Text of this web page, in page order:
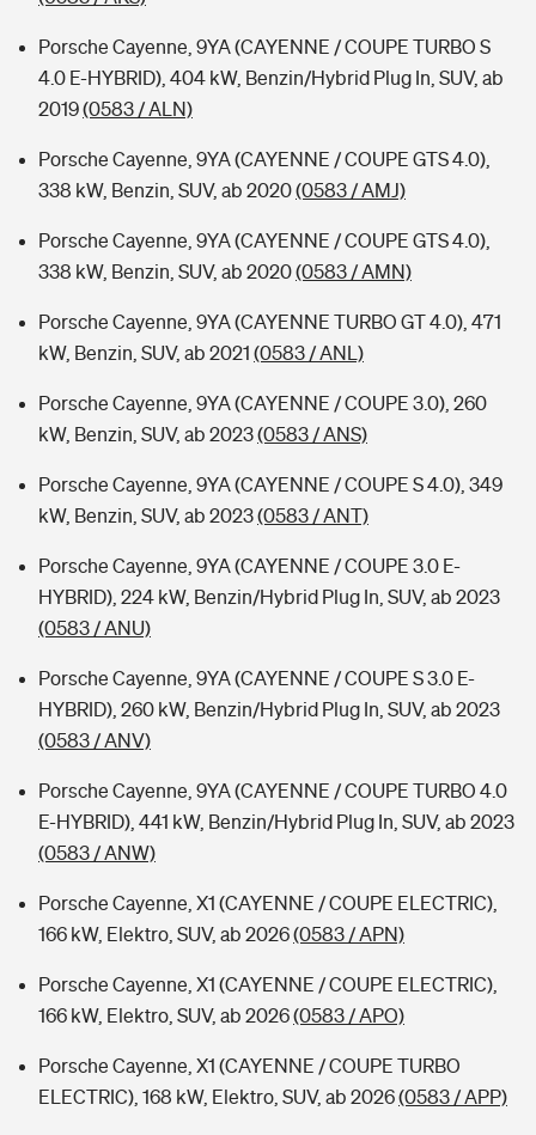
Porsche Cayenne, 9YA (CAYENNE / COUPE TURBO S
4.0 E-HYBRID), 404 kW, Benzin/Hybrid Plug In, SUV, ab
2019(0583 / ALN)
Porsche Cayenne, 9YA (CAYENNE / COUPE GTS 4.0),
338 kW, Benzin, SUV, ab 2020(0583 / AMJ)
Porsche Cayenne, 9YA (CAYENNE / COUPE GTS 4.0),
338 kW, Benzin, SUV, ab 2020(0583 / AMN)
Porsche Cayenne, 9YA (CAYENNE TURBO GT 4.0), 471
kW, Benzin, SUV, ab 2021 (0583 / ANL)
Porsche Cayenne, 9YA (CAYENNE / COUPE 3.0), 260
kW, Benzin, SUV, ab 2023(0583 / ANS)
Porsche Cayenne, 9YA (CAYENNE / COUPE S 4.0), 349
kW, Benzin, SUV, ab 2023(0583 / ANT)
Porsche Cayenne, 9YA (CAYENNE / COUPE 3.0 E-
HYBRID), 224 kW, Benzin/Hybrid Plug In, SUV, ab 2023
(0583 / ANU)
Porsche Cayenne, 9YA (CAYENNE / COUPE S 3.0 E-
HYBRID), 260 kW, Benzin/Hybrid Plug In, SUV, ab 2023
(0583 / ANV)
Porsche Cayenne, 9YA (CAYENNE / COUPE TURBO 4.0
E-HYBRID), 441 kW, Benzin/Hybrid Plug In, SUV, ab 2023
(0583 / ANW)
Porsche Cayenne, X1 (CAYENNE / COUPE ELECTRIC),
166 kW, Elektro, SUV, ab 2026(0583 / APN)
Porsche Cayenne, X1 (CAYENNE / COUPE ELECTRIC),
166 kW, Elektro, SUV, ab 2026(0583 / APO)
Porsche Cayenne, X1 (CAYENNE / COUPE TURBO
ELECTRIC), 168 kW, Elektro, SUV, ab 2026(0583 / APP)